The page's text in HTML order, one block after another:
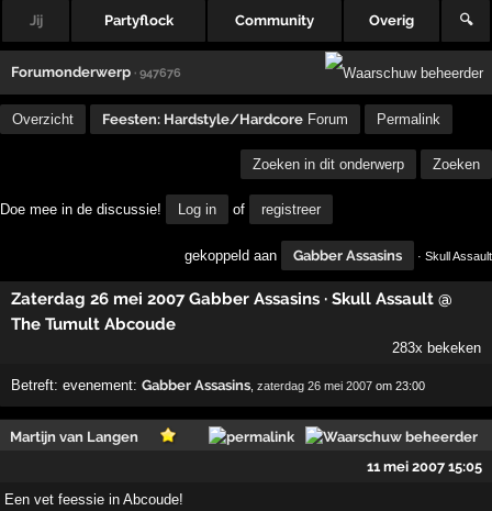
Jij Partyflock Community Overig 🔍
Forumonderwerp · 947676
Overzicht Feesten: Hardstyle/Hardcore Forum Permalink
Zoeken in dit onderwerp Zoeken
Doe mee in de discussie! Log in of registreer
gekoppeld aan Gabber Assasins · Skull Assault
Zaterdag 26 mei 2007 Gabber Assasins · Skull Assault @
The Tumult Abcoude
283x bekeken
Betreft:evenement:Gabber Assasins ,zaterdag 26 mei 2007 om 23:00
Martijn van Langen
11 mei 2007 15:05
Een vet feessie in Abcoude!